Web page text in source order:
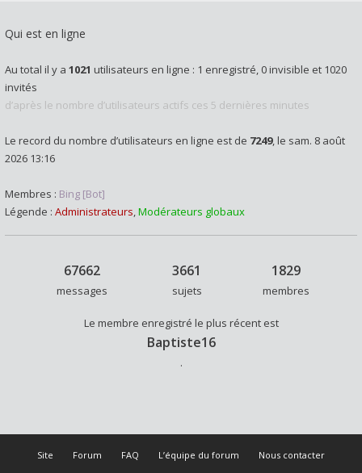
Qui est en ligne
Au total il y a 1021 utilisateurs en ligne : 1 enregistré, 0 invisible et 1020
invités
d’après le nombre d’utilisateurs actifs ces 5 dernières minutes
Le record du nombre d’utilisateurs en ligne est de 7249, le sam. 8 août
2026 13:16
Membres : Bing [Bot]
Légende : Administrateurs,Modérateurs globaux
67662
messages
3661
sujets
1829
membres
Le membre enregistré le plus récent est
Baptiste16
.
Site Forum FAQ L’équipe du forum Nous contacter